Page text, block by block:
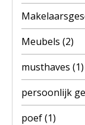
Meubels (2)
musthaves (1)
persoonlijk
poef(1)